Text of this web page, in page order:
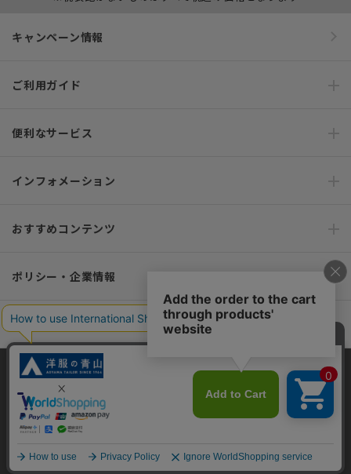
キャンペーン情報
ご利用ガイド
便利なサービス
インフォメーション
おすすめコンテンツ
ポリシー・企業情報
オーダースーツなら SHITATE
OFFICIAL SNS
当サイトでは、快適な閲覧体験とコンテンツ改善のためにCookieを使用
しています。閲覧を続けることで、Cookieの使用に同意したものとみな
します。詳細については
同意して閉じる